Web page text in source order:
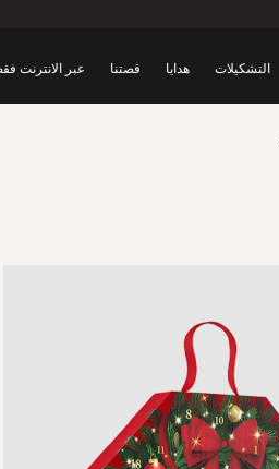
التشكيلات هدايا قصتنا عبر الانترنت